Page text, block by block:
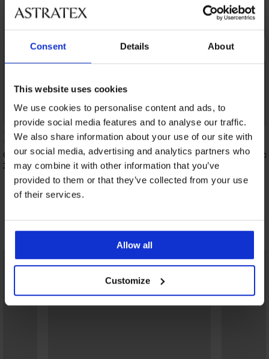
Consent Details About
This website uses cookies
We use cookies to personalise content and ads, to
provide social media features and to analyse our traffic.
We also share information about your use of our site with
our social media, advertising and analytics partners who
may combine it with other information that you’ve
provided to them or that they’ve collected from your use
of their services.
Allow all
Customize
Bestseller
4,8
Grudnjak DIVA by IVA nepodstavljeni
39,99 €
Popust -50%
Grudnjak Soft Lace II
žica
18,50 €
Otkrijte slične komade
LIMITED LIMITED